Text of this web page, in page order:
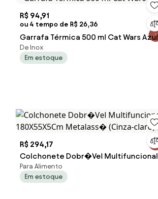
R$ 94,91
ou 4 tempo de R$ 26,36
Garrafa Térmica 500 ml Cat Wars Azul
De Inox
Em estoque
R$ 294,17
Colchonete Dobr�Vel Multifuncional
180X55X5Cm Metalass� (Cinza-claro)
Para Alimento
Em estoque